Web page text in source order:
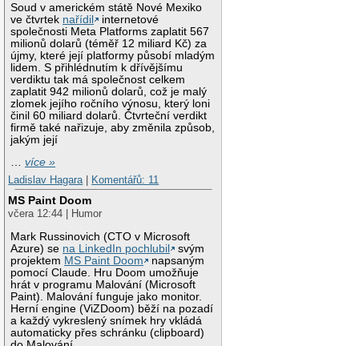
Soud v americkém státě Nové Mexiko
ve čtvrtek nařídil
internetové
společnosti Meta Platforms zaplatit 567
milionů dolarů (téměř 12 miliard Kč) za
újmy, které její platformy působí mladým
lidem. S přihlédnutím k dřívějšímu
verdiktu tak má společnost celkem
zaplatit 942 milionů dolarů, což je malý
zlomek jejího ročního výnosu, který loni
činil 60 miliard dolarů. Čtvrteční verdikt
firmě také nařizuje, aby změnila způsob,
jakým její
…více »
Ladislav Hagara
Komentářů: 11
MS Paint Doom
včera 12:44 | Humor
Mark Russinovich (CTO v Microsoft
Azure) se na LinkedIn pochlubil
svým
projektem MS Paint Doom
napsaným
pomocí Claude. Hru Doom umožňuje
hrát v programu Malování (Microsoft
Paint). Malování funguje jako monitor.
Herní engine (ViZDoom) běží na pozadí
a každý vykreslený snímek hry vkládá
automaticky přes schránku (clipboard)